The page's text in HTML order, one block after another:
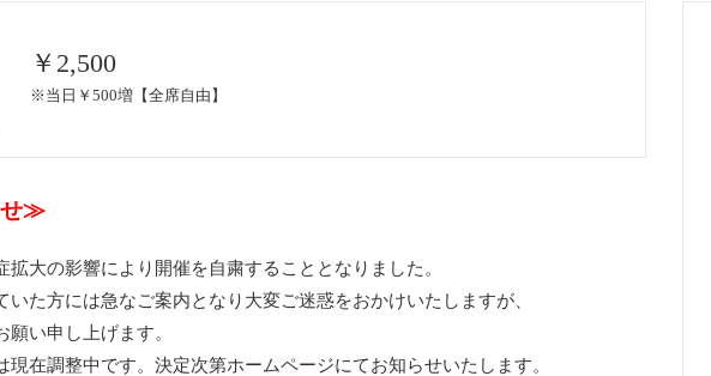
￥2,500
※当日￥500増【全席自由】
せ≫
拡大の影響により開催を自粛することとなりました。
た方には急なご案内となり大変ご迷惑をおかけいたしますが、
い申し上げます。
現在調整中です。決定次第ホームページにてお知らせいたします。